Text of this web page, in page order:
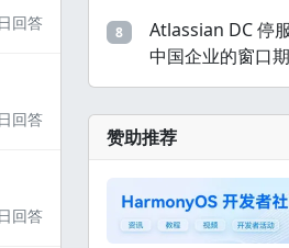
回答
回答
回答
8
Atlassian DC 停
中国企业的窗口
赞助推荐